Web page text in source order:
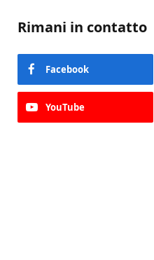
Rimani in contatto
Facebook
YouTube